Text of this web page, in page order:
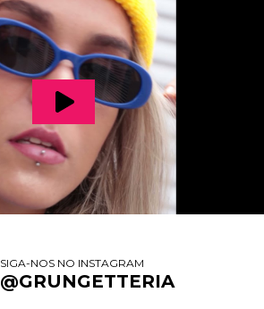
SIGA-NOS NO INSTAGRAM
@GRUNGETTERIA